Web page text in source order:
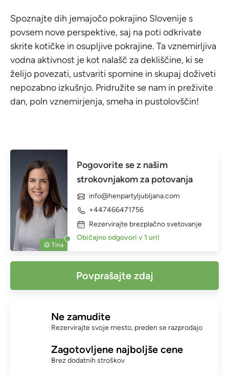
Spoznajte dih jemajočo pokrajino Slovenije s
povsem nove perspektive, saj na poti odkrivate
skrite kotičke in osupljive pokrajine. Ta vznemirljiva
vodna aktivnost je kot nalašč za dekliščine, ki se
želijo povezati, ustvariti spomine in skupaj doživeti
nepozabno izkušnjo. Pridružite se nam in preživite
dan, poln vznemirjenja, smeha in pustolovščin!
Tina
Pogovorite se z našim
strokovnjakom za potovanja
info@henpartyljubljana.com
+447466471756
Rezervirajte brezplačno svetovanje
Običajno odgovori v 1 uri!
Povprašajte zdaj
Ne zamudite
Rezervirajte svoje mesto, preden se razprodajo
Zagotovljene najboljše cene
Brez dodatnih stroškov